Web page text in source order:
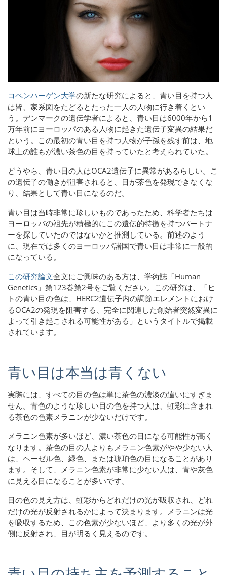
コペンハーゲン大学の新たな研究によると
、青い目を持つ人
は皆、家系図をたどるとたった一人の人物に行き着くとい
う。デンマークの遺伝学者によると、青い目は6000年から1
万年前にヨーロッパのある人物に起きた遺伝子変異の結果だ
という。この最初の青い目を持つ人物が子孫を残す前は、地
球上の誰もが濃い茶色の目を持っていたと考えられていた。
どうやら、青い目の人はOCA2遺伝子に異常があるらしい。こ
の遺伝子の働きが阻害されると、目が茶色を発現できなくな
り、結果として青い目になるのだ。
青い目は当時非常に珍しいものであったため、科学者たちは
ヨーロッパの祖先が積極的にこの遺伝的特徴を持つパートナ
ーを探していたのではないかと推測している。前述のよう
に、現在では多くのヨーロッパ諸国で青い目は非常に一般的
になっている。
この研究論文全文にご興味のある方は、 学術誌「Human
Genetics」第123巻第2号をご覧ください。この研究は、「ヒ
トの青い目の色は、HERC2遺伝子内の調節エレメントにおけ
るOCA2の発現を阻害する、完全に関連した創始者突然変異に
よって引き起こされる可能性がある」というタイトルで掲載
されています。
青い目は本当は青くない
実際には、すべての目の色は単に茶色の濃淡の違いにすぎま
せん。青色のような珍しい目の色を持つ人は、虹彩に含まれ
る茶色の色素メラニンが少ないだけです。
メラニン色素が多いほど、濃い茶色の目になる可能性が高く
なります。茶色の目の人よりもメラニン色素がやや少ない人
は、ヘーゼル色、緑色、または琥珀色の目になることがあり
ます。そして、メラニン色素が非常に少ない人は、青や灰色
に見える目になることが多いです。
目の色の見え方は、虹彩からどれだけの光が吸収され、どれ
だけの光が反射されるかによって決まります。メラニンは光
を吸収するため、この色素が少ないほど、より多くの光が外
側に反射され、目が明るく見えるのです。